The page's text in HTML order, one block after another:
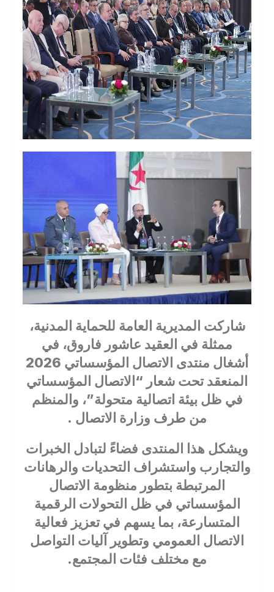
شاركت المديرية العامة للحماية المدنية،
ممثلة في العقيد عاشور فاروق، في
أشغال منتدى الاتصال المؤسساتي 2026
المنعقد تحت شعار “الاتصال المؤسساتي
في ظل بيئة اتصالية متحولة”، والمنظم
من طرف وزارة الاتصال .
ويشكل هذا المنتدى فضاءً لتبادل الخبرات
والتجارب واستشراف التحديات والرهانات
المرتبطة بتطور منظومة الاتصال
المؤسساتي في ظل التحولات الرقمية
المتسارعة، بما يسهم في تعزيز فعالية
الاتصال العمومي وتطوير آليات التواصل
مع مختلف فئات المجتمع.